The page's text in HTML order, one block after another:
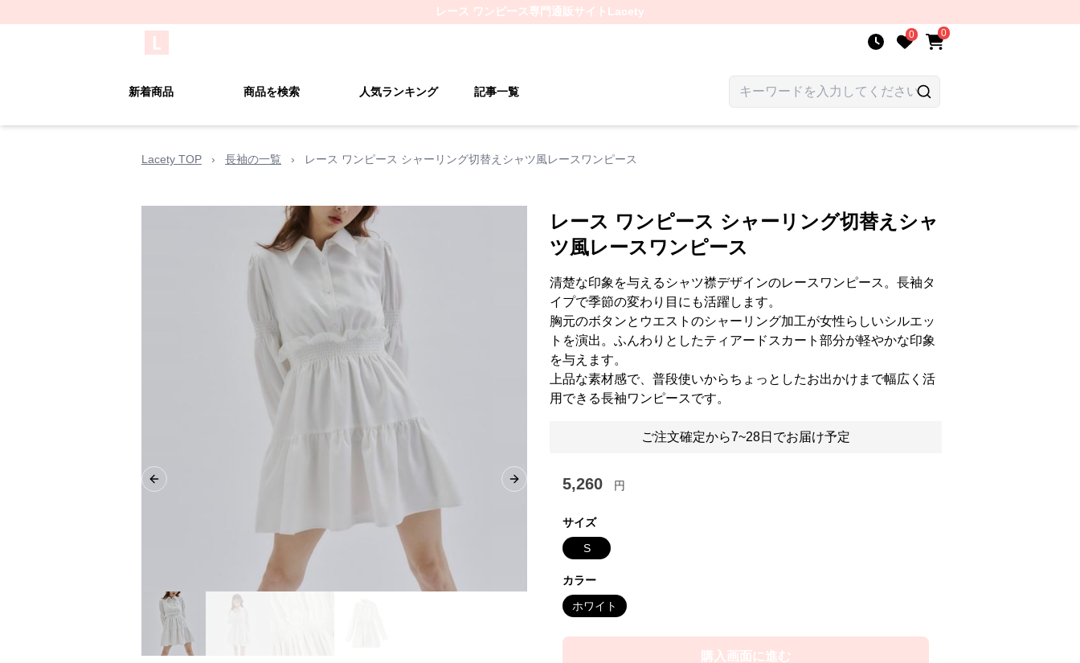
レース ワンピース専門通販サイト Lacety
0 0
新着商品 商品を検索 人気ランキング 記事一覧
Lacety TOP › 長袖の一覧 › レース ワンピース シャーリング切替えシャツ風レースワンピース
Previous slide Next slide
レース ワンピース シャーリング切替えシャ
ツ風レースワンピース
清楚な印象を与えるシャツ襟デザインのレースワンピース。長袖タ
イプで季節の変わり目にも活躍します。
胸元のボタンとウエストのシャーリング加工が女性らしいシルエッ
トを演出。ふんわりとしたティアードスカート部分が軽やかな印象
を与えます。
上品な素材感で、普段使いからちょっとしたお出かけまで幅広く活
用できる長袖ワンピースです。
ご注文確定から7~28日でお届け予定
5,260 円
サイズ
S
カラー
ホワイト
購入画面に進む